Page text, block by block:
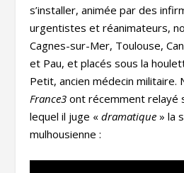
s’installer, animée par des
urgentistes et réanimateurs,
Cagnes-sur-Mer, Toulouse,
et Pau, et placés sous la
Petit, ancien médecin militaire.
France3ont récemment relayé
lequel il juge «dramatique» la
mulhousienne :